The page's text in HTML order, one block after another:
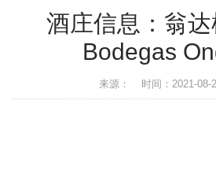
酒庄信息：翁
Bodegas
来源： 时间：2021-08-